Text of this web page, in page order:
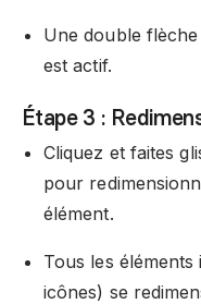
Une double
est actif.
Étape 3 :
Cliquez et faites
pour
élément.
Tous les
icônes) se